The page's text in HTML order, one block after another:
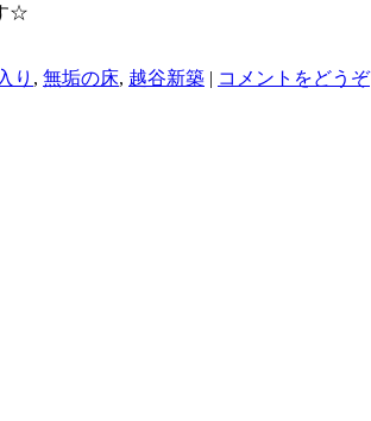
☆
り , 無垢の床, 越谷新築 | コメントをどうぞ